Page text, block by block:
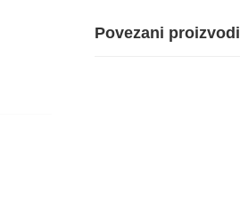
Povezani proizvodi